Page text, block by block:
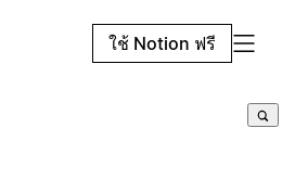
ใช้ Notion ฟรี